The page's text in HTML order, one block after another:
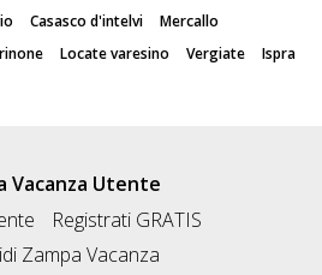
Casasco d'intelvi
Mercallo
Locate varesino Vergiate
Ispra
Vacanza Utente
Registrati GRATIS
Zampa Vacanza